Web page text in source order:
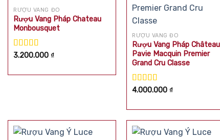
RƯỢU VANG ĐỎ
Rượu Vang Pháp Chateau
Monbousquet
Được xếp
3.200.000₫
RƯỢU VANG ĐỎ
Rượu Vang Pháp Château
Pavie Macquin Premier
Grand Cru Classe
Được xếp
4.000.000₫